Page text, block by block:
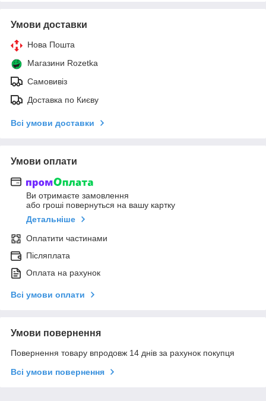
Умови доставки
Нова Пошта
Магазини Rozetka
Самовивіз
Доставка по Києву
Всі умови доставки
Умови оплати
Ви отримаєте замовлення
або гроші повернуться на вашу картку
Детальніше
Оплатити частинами
Післяплата
Оплата на рахунок
Всі умови оплати
Умови повернення
Повернення товару впродовж 14 днів за рахунок покупця
Всі умови повернення